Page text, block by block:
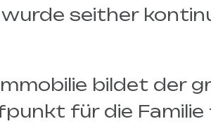
seither
bildet der
für die Familie